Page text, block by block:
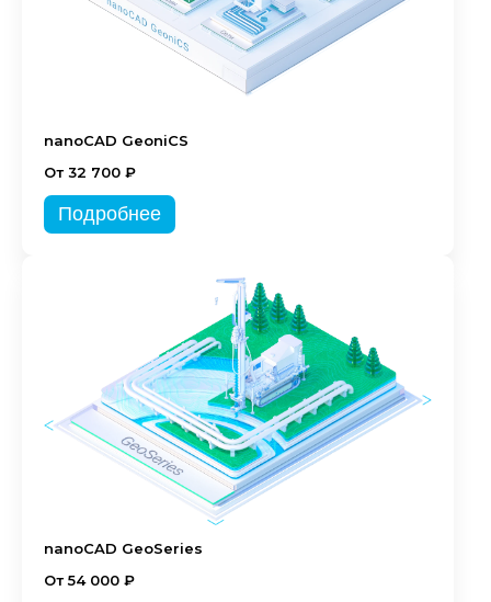
nanoCAD GeoniCS
От 32 700 ₽
Подробнее
nanoCAD GeoSeries
От 54 000 ₽